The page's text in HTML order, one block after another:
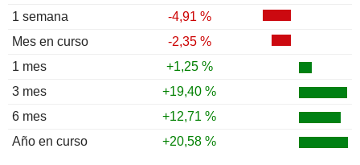
1 semana
-4,91 %
Mes en curso
-2,35 %
1 mes
+1,25 %
3 mes
+19,40 %
6 mes
+12,71 %
Año en curso
+20,58 %